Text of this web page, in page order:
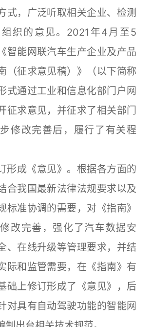
式，广泛听取相关企业、检测
织的意见。2021年4月至5
智能网联汽车生产企业及产品
（征求意见稿）》（以下简称
式通过工业和信息化部门户网
征求意见，并征求了相关部门
修改完善后，履行了有关程
成《意见》。根据各方面的
合我国最新法律法规要求以及
标准协调的需要，对《指南》
改完善，强化了汽车数据安
、在线升级等管理要求，并结
际和监管需要，在《指南》有
础上修订形成了《意见》，后
对具有自动驾驶功能的智能网